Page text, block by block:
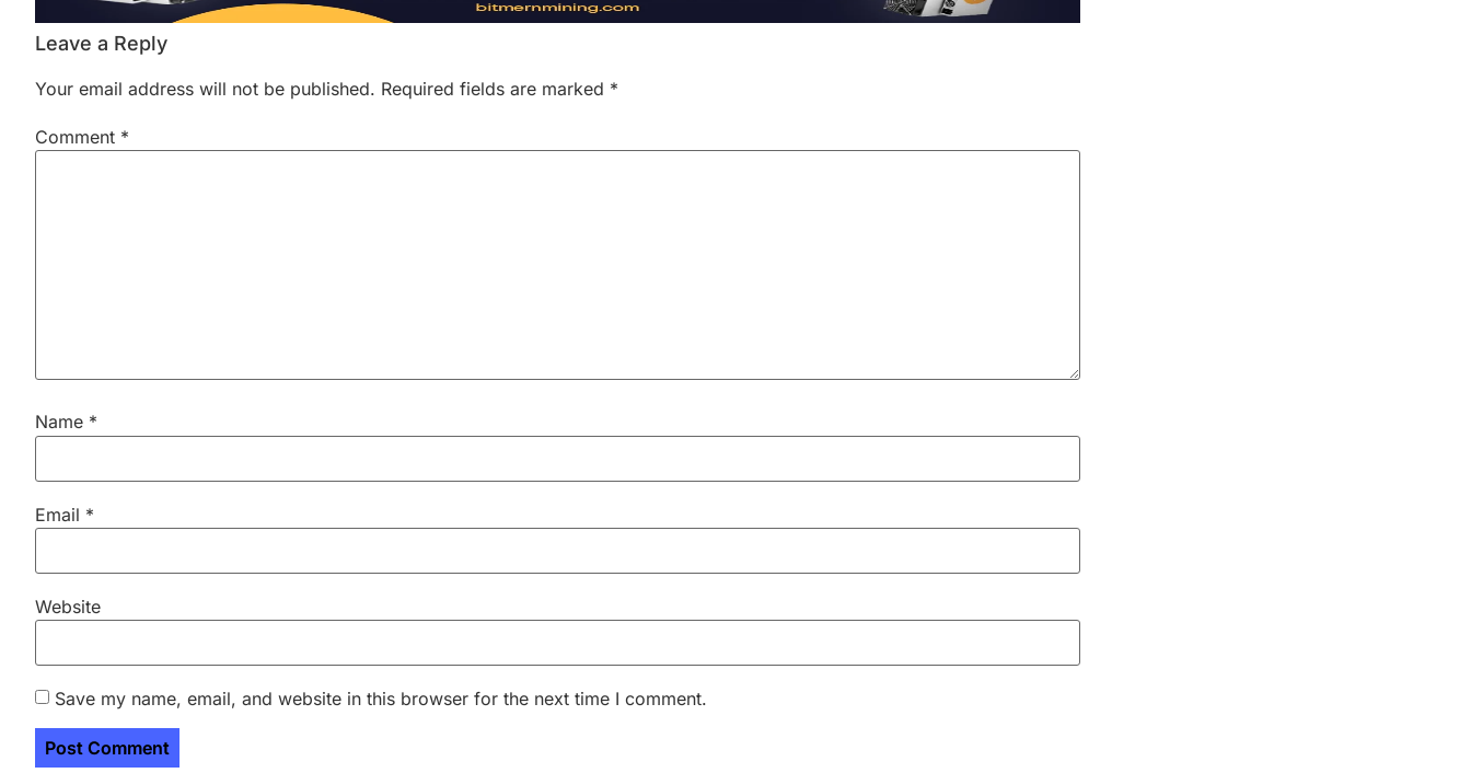
Leave a Reply
Your email address will not be published. Required fields are marked *
Comment *
Name *
Email *
Website
Save my name, email, and website in this browser for the next time I comment.